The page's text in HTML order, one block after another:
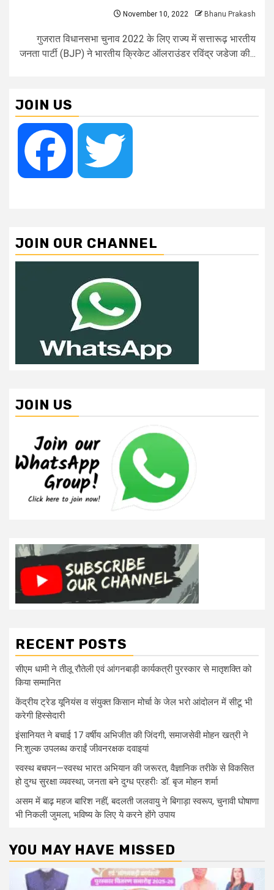
November 10, 2022 Bhanu Prakash
गुजरात विधानसभा चुनाव 2022 के लिए राज्य में सत्तारूढ़ भारतीय
जनता पार्टी (BJP) ने भारतीय क्रिकेट ऑलराउंडर रविंद्र जडेजा की...
JOIN US
Facebook
JOIN OUR CHANNEL
JOIN US
RECENT POSTS
सीएम धामी ने तीलू रौतेली एवं आंगनबाड़ी कार्यकत्री पुरस्कार से मातृशक्ति को
किया सम्मानित
केंद्रीय ट्रेड यूनियंस व संयुक्त किसान मोर्चा के जेल भरो आंदोलन में सीटू भी
करेगी हिस्सेदारी
इंसानियत ने बचाई 17 वर्षीय अभिजीत की जिंदगी, समाजसेवी मोहन खत्री ने
नि:शुल्क उपलब्ध कराईं जीवनरक्षक दवाइयां
स्वस्थ बचपन—स्वस्थ भारत अभियान की जरूरत, वैज्ञानिक तरीके से विकसित
हो दुग्ध सुरक्षा व्यवस्था, जनता बने दुग्ध प्रहरीः डॉ. बृज मोहन शर्मा
असम में बाढ़ महज बारिश नहीं, बदलती जलवायु ने बिगाड़ा स्वरूप, चुनावी घोषाणा
भी निकली जुमला, भविष्य के लिए ये करने होंगे उपाय
YOU MAY HAVE MISSED